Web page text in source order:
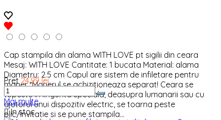
Cap stampila din alama WITH LOVE pt sigilii din ceara
Mesaj: WITH LOVE Cantitate: 1 bucata Material: alama
Diametru: 2.5 cm Capul are sistem de infiletare pentru
maner *Manerul se achizitioneaza separat! Ceara se
topeste in lingurita speciala, deasupra lumanarii sau cu
ajutorul unui dispozitiv electric, se toarna peste
plic/invitatie si se pune stampila...
Pret 24,99 lei
Mai multe
In stoc